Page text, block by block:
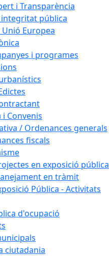
i Transparència
integritat pública
Europea
i programes
Convenis
/ Ordenances generals
fiscals
en exposició pública
en tràmit
Pública - Activitats
d'ocupació
ciutadania